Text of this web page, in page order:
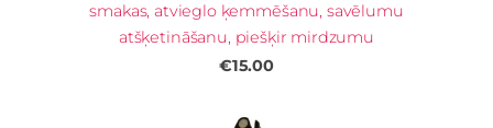
smakas, atvieglo ķemmēšanu, savēlumu
atšķetināšanu, piešķir mirdzumu
€15.00